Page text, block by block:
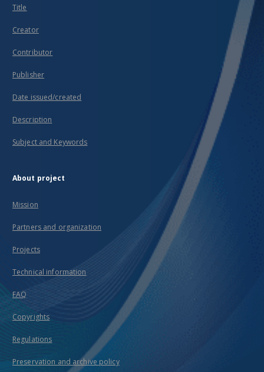
Title
Creator
Contributor
Publisher
Date issued/created
Description
Subject and Keywords
About project
Mission
Partners and organization
Projects
Technical information
FAQ
Copyrights
Regulations
Preservation and archive policy